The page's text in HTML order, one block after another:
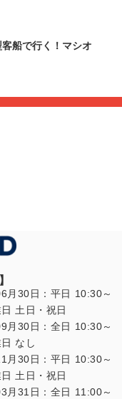
船で行く！マシオ
月30日：平日 10:30～
土日・祝日
月30日：全日 10:30～
なし
月30日：平日 10:30～
土日・祝日
月31日：全日 11:00～